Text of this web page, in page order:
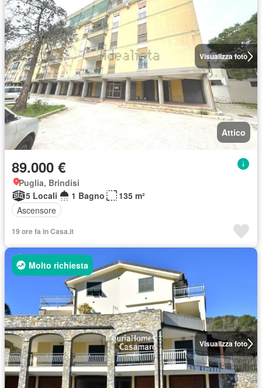
Visualizza foto
Attico
89.000 €
Puglia, Brindisi
5 Locali
1 Bagno
135 m²
Ascensore
19 ore fa in Casa.it
Visualizza foto
Molto richiesta